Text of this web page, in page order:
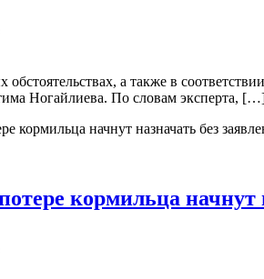
а также в
Ногайлиева. По словам эксперта,
кормильца начнут